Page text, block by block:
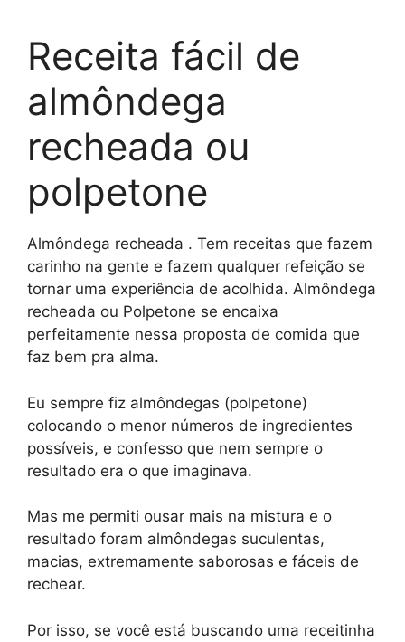
Receita fácil de
almôndega
recheada ou
polpetone
Almôndega recheada . Tem receitas que fazem
carinho na gente e fazem qualquer refeição se
tornar uma experiência de acolhida. Almôndega
recheada ou Polpetone se encaixa
perfeitamente nessa proposta de comida que
faz bem pra alma.
Eu sempre fiz almôndegas (polpetone)
colocando o menor números de ingredientes
possíveis, e confesso que nem sempre o
resultado era o que imaginava.
Mas me permiti ousar mais na mistura e o
resultado foram almôndegas suculentas,
macias, extremamente saborosas e fáceis de
rechear.
Por isso, se você está buscando uma receitinha